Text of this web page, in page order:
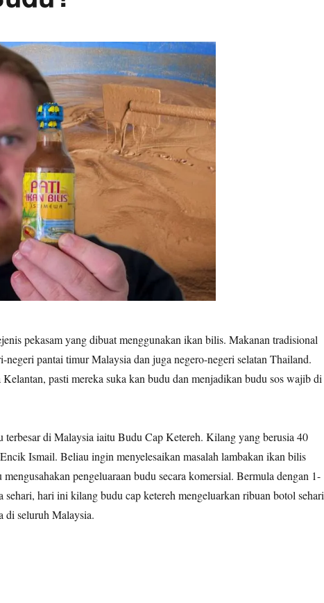
pekasam yang dibuat menggunakan ikan bilis. Makanan tradisional
negeri pantai timur Malaysia dan juga negero-negeri selatan Thailand.
Kelantan, pasti mereka suka kan budu dan menjadikan budu sos wajib di
terbesar di Malaysia iaitu Budu Cap Ketereh. Kilang yang berusia 40
Ismail. Beliau ingin menyelesaikan masalah lambakan ikan bilis
pengeluaraan budu secara komersial. Bermula dengan 1-
sehari, hari ini kilang budu cap ketereh mengeluarkan ribuan botol sehari
di seluruh Malaysia.